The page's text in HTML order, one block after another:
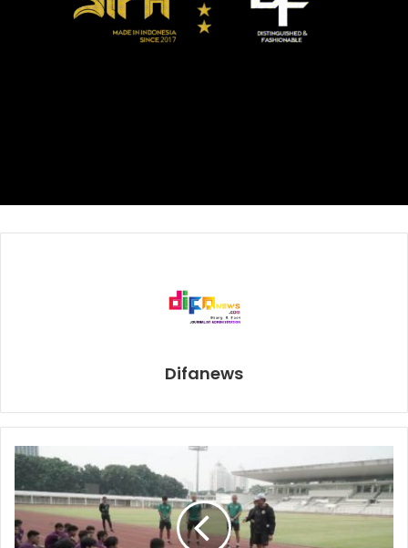
Ferran Torres dari Valencia. Namun, faktanya, musim ini
posisi Man City jauh di bawah, peringkat 13 karena baru
musim berikutnya. Namun, diingatkan pula, selain City, ada
sejumlah tim di Eropa yang juga menginginkan servis
bursa pemain Juventus
Lionel Messi man city
pep guardiola PSG
Difanews